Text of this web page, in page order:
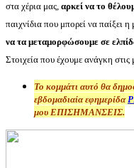
στα χέρια μας, αρκεί να το
παιχνίδια που μπορεί να παίξει η
να τα μεταμορφώσουμε σε
Στοιχεία που έχουμε ανάγκη στις
Το κομμάτι αυτό θα
εβδομαδιαία εφημερίδα
μου ΕΠΙΣΗΜΑΝΣΕΙΣ.